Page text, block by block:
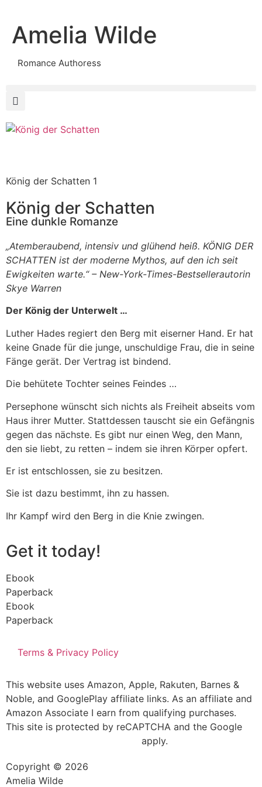
Amelia Wilde
Romance Authoress
König der Schatten 1
König der Schatten
Eine dunkle Romanze
„Atemberaubend, intensiv und glühend heiß. KÖNIG DER
SCHATTEN ist der moderne Mythos, auf den ich seit
Ewigkeiten warte.“ – New-York-Times-Bestsellerautorin
Skye Warren
Der König der Unterwelt …
Luther Hades regiert den Berg mit eiserner Hand. Er hat
keine Gnade für die junge, unschuldige Frau, die in seine
Fänge gerät. Der Vertrag ist bindend.
Die behütete Tochter seines Feindes …
Persephone wünscht sich nichts als Freiheit abseits vom
Haus ihrer Mutter. Stattdessen tauscht sie ein Gefängnis
gegen das nächste. Es gibt nur einen Weg, den Mann,
den sie liebt, zu retten – indem sie ihren Körper opfert.
Er ist entschlossen, sie zu besitzen.
Sie ist dazu bestimmt, ihn zu hassen.
Ihr Kampf wird den Berg in die Knie zwingen.
Get it today!
Ebook
Paperback
Ebook
Paperback
Terms & Privacy Policy
Copyright © 2026
Amelia Wilde
This website uses Amazon, Apple, Rakuten, Barnes &
Noble, and GooglePlay affiliate links. As an affiliate and
Amazon Associate I earn from qualifying purchases.
This site is protected by reCAPTCHA and the Google
apply.